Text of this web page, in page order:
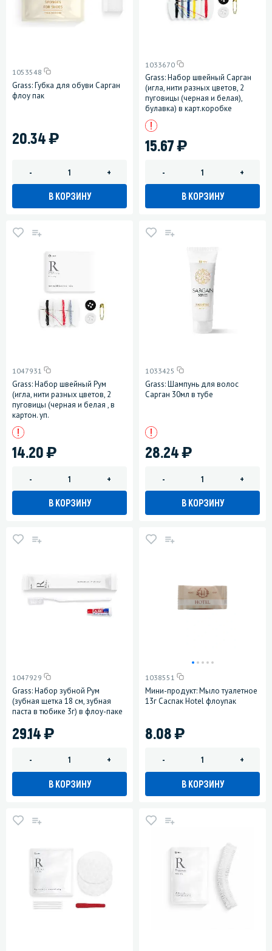
1053548
Grass: Губка для обуви Сарган
флоу пак
20.34)
- +
В КОРЗИНУ
1033670
Grass: Набор швейный Сарган
(игла, нити разных цветов, 2
пуговицы (черная и белая),
булавка) в карт.коробке
15.67)
- +
В КОРЗИНУ
1047931
Grass: Набор швейный Рум
(игла, нити разных цветов, 2
пуговицы (черная и белая , в
картон. уп.
14.20)
- +
В КОРЗИНУ
1033425
Grass: Шампунь для волос
Сарган 30мл в тубе
28.24)
- +
В КОРЗИНУ
1047929
Grass: Набор зубной Рум
(зубная щетка 18 см, зубная
паста в тюбике 3г) в флоу-паке
29.14)
- +
В КОРЗИНУ
1038551
Мини-продукт: Мыло туалетное
13г Саспак Hotel флоупак
8.08)
- +
В КОРЗИНУ